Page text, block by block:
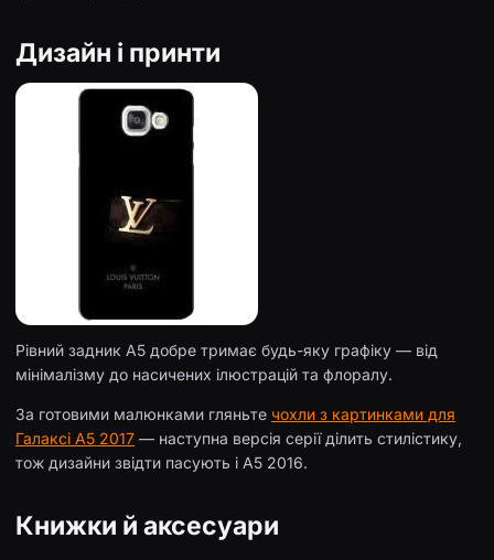
Дизайн і принти
Рівний задник A5 добре тримає будь-яку графіку — від
мінімалізму до насичених ілюстрацій та флоралу.
За готовими малюнками гляньте чохли з картинками для
Галаксі А5 2017 — наступна версія серії ділить стилістику,
тож дизайни звідти пасують і A5 2016.
Книжки й аксесуари